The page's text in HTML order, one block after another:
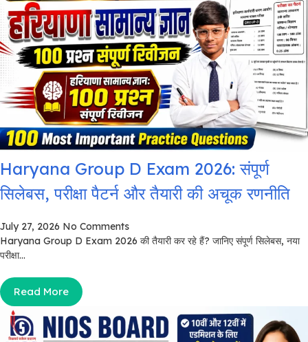
Haryana Group D Exam 2026: संपूर्ण
सिलेबस, परीक्षा पैटर्न और तैयारी की अचूक रणनीति
July 27, 2026 No Comments
Haryana Group D Exam 2026 की तैयारी कर रहे हैं? जानिए संपूर्ण सिलेबस, नया
परीक्षा...
Read More